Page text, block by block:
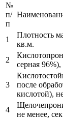
№
п/
п
1
Плотность
кв.м.
2
серная
3
после
кислотой),
4
не менее,